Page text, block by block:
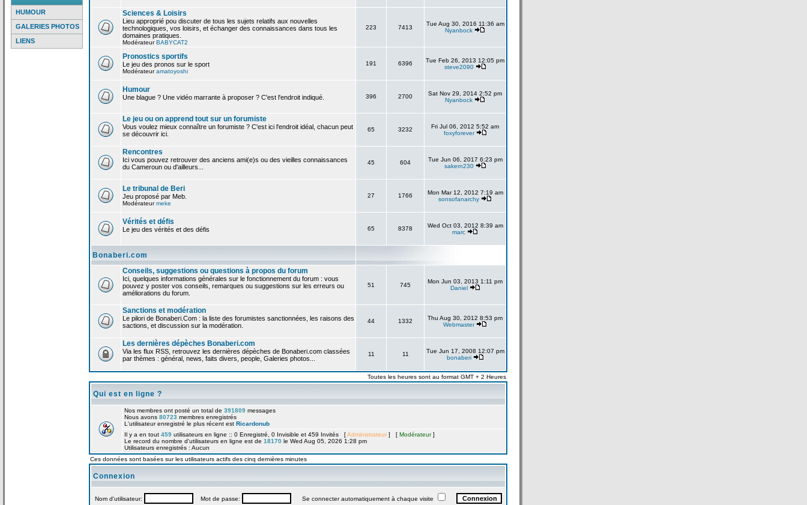
HUMOUR
GALERIES PHOTOS
LIENS
Sciences & Loisirs
Lieu approprié pou discuter de tous les sujets relatifs aux nouvelles
technologiques, vos loisirs, et échanger des connaissances dans tous les
domaines pratiques.
ModérateurBABYCAT2
223 7413
Tue Aug 30, 2016 11:36 am
Nyanbock
Pronostics sportifs
Le jeu des pronos sur le sport
Modérateuramatoyoshi
191 6396
Tue Feb 26, 2013 12:05 pm
steve2090
Humour
Une blague ? Une vidéo marrante à proposer ? C'est l'endroit indiqué. 396 2700
Sat Nov 29, 2014 2:52 pm
Nyanbock
Le jeu ou on apprend tout sur un forumiste
Vous voulez mieux connaître un forumiste ? C'est ici l'endroit idéal, chacun peut
se découvrir ici.
65 3232
Fri Jul 06, 2012 5:52 am
foxyforever
Rencontres
Ici vous pouvez retrouver des anciens ami(e)s ou des vieilles connaissances
du Cameroun ou d'ailleurs...
45 604
Tue Jun 06, 2017 6:23 pm
sakern230
Le tribunal de Beri
Jeu proposé par Meb.
Modérateurmeke
27 1766
Mon Mar 12, 2012 7:19 am
sonsofanarchy
Vérités et défis
Le jeu des vérités et des défis 65 8378
Wed Oct 03, 2012 8:39 am
marc
Bonaberi.com
Conseils, suggestions ou questions à propos du forum
Ici, quelques informations générales sur le fonctionnement du forum : vous
pouvez y poster vos conseils, remarques ou suggestions sur les erreurs ou
améliorations du forum.
51 745
Mon Jun 03, 2013 1:11 pm
Daniel
Sanctions et modération
Le pilori de Bonaberi.Com : la liste des forumistes sanctionnées, les raisons des
sactions, et discussion sur la modération.
44 1332
Thu Aug 30, 2012 8:53 pm
Webmaster
Les dernières dépèches Bonaberi.com
Via les flux RSS, retrouvez les dernières dépèches de Bonaberi.com classées
par thèmes : général, news, faits divers, people, Galeries photos...
11 11
Tue Jun 17, 2008 12:07 pm
bonaberi
Toutes les heures sont au format GMT + 2 Heures
Qui est en ligne ?
Nos membres ont posté un total de 391809 messages
Nous avons 80723 membres enregistrés
L'utilisateur enregistré le plus récent est Ricardonub
Il y a en tout 459 utilisateurs en ligne :: 0 Enregistré, 0 Invisible et 459 Invités [Administrateur ] [ Modérateur]
Le record du nombre d'utilisateurs en ligne est de 18170 le Wed Aug 05, 2026 1:28 pm
Utilisateurs enregistrés : Aucun
Ces données sont basées sur les utilisateurs actifs des cinq dernières minutes
Connexion
Nom d'utilisateur: Mot de passe: Se connecter automatiquement à chaque visite